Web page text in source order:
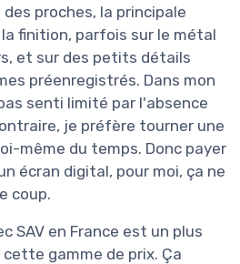
proches, la principale
finition, parfois sur le métal
et sur des petits détails
préenregistrés. Dans mon
senti limité par l'absence
je préfère tourner une
même du temps. Donc payer
écran digital, pour moi, ça ne
coup.
SAV en France est un plus
gamme de prix. Ça